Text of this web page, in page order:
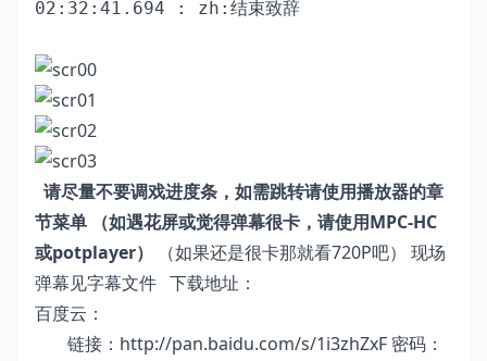
请尽量不要调戏进度条，如需跳转请使用播放器的章
节菜单
（如遇花屏或觉得弹幕很卡，请使用MPC-HC
或potplayer）
（如果还是很卡那就看720P吧） 现场
弹幕见字幕文件 下载地址：
百度云：
链接： http://pan.baidu.com/s/1i3zhZxF 密码：